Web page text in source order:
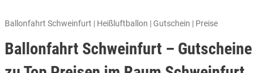
Ballonfahrt Schweinfurt | Heißluftballon | Gutschein | Preise
Ballonfahrt Schweinfurt – Gutscheine